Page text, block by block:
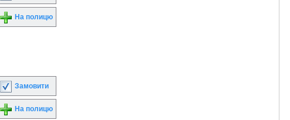
На полицю
Замовити
На полицю